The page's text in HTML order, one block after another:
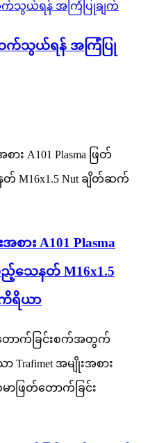
ဆက်သွယ်ရန် အကြံပြု
စား A101 Plasma
သေနတ် M16x1.5
ရိယာ